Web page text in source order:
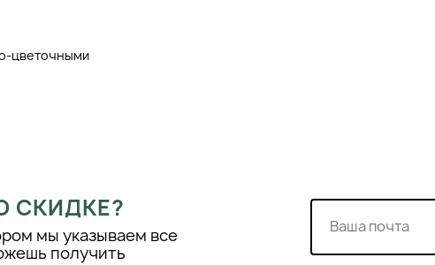
цветочными
и внутренней
с древесно-
СКИДКЕ?
мы указываем все
получить